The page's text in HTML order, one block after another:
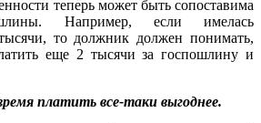
теперь может быть сопоставима
Например, если имелась
то должник должен понимать,
еще 2 тысячи за госпошлину и
платить все-таки выгоднее.